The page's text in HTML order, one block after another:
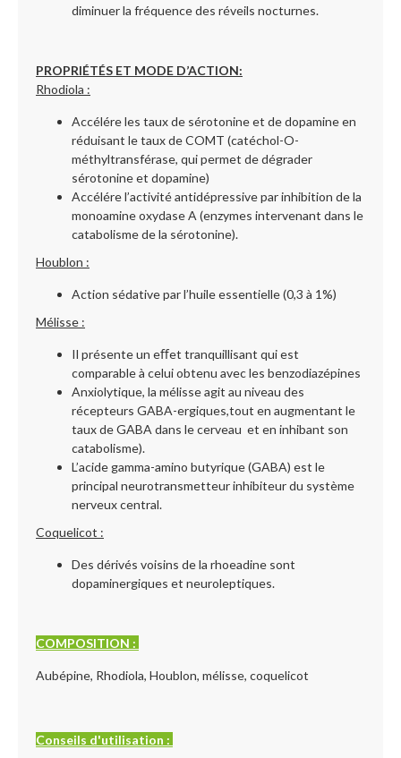
diminuer la fréquence des réveils nocturnes.
PROPRIÉTÉS ET MODE D’ACTION:
Rhodiola :
Accélére les taux de sérotonine et de dopamine en
réduisant le taux de COMT (catéchol-O-
méthyltransférase, qui permet de dégrader
sérotonine et dopamine)
Accélére l’activité antidépressive par inhibition de la
monoamine oxydase A (enzymes intervenant dans le
catabolisme de la sérotonine).
Houblon :
Action sédative par l’huile essentielle (0,3 à 1%)
Mélisse :
Il présente un eﬀet tranquillisant qui est
comparable à celui obtenu avec les benzodiazépines
Anxiolytique, la mélisse agit au niveau des
récepteurs GABA-ergiques,tout en augmentant le
taux de GABA dans le cerveau et en inhibant son
catabolisme).
L’acide gamma-amino butyrique (GABA) est le
principal neurotransmetteur inhibiteur du système
nerveux central.
Coquelicot :
Des dérivés voisins de la rhoeadine sont
dopaminergiques et neuroleptiques.
COMPOSITION :
Aubépine, Rhodiola, Houblon, mélisse, coquelicot
Conseils d'utilisation :